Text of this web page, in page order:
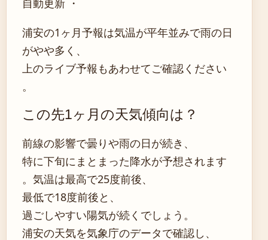
浦安の1ヶ月予報は気温が平年並みで雨の日
がやや多く、
上のライブ予報もあわせてご確認ください
。
この先1ヶ月の天気傾向は？
前線の影響で曇りや雨の日が続き、
特に下旬にまとまった降水が予想されます
。気温は最高で25度前後、
最低で18度前後と、
過ごしやすい陽気が続くでしょう。
浦安の天気を気象庁のデータで確認し、